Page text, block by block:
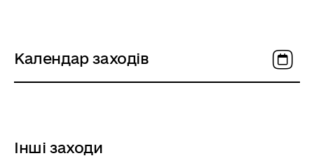
Календар заходів
Інші заходи